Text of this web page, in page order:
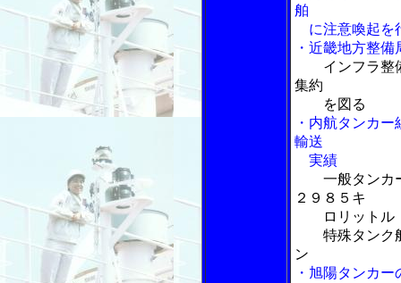
舶
に注意喚起を
・近畿地方整
インフラ整
集約
を図る
・内航タンカ
輸送
実績
一般タンカ
２９８５キ
ロリットル
特殊タンク船
ン
・旭陽タンカ